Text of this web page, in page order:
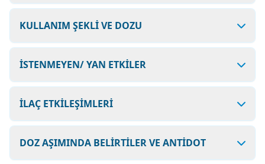
KULLANIM ŞEKLİ VE DOZU
İSTENMEYEN/ YAN ETKİLER
İLAÇ ETKİLEŞİMLERİ
DOZ AŞIMINDA BELİRTİLER VE ANTİDOT